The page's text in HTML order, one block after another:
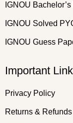
IGNOU
IGNOU Solved
IGNOU Guess
Important
Privacy Policy
Returns & Refunds